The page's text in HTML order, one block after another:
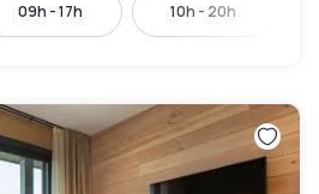
09h - 17h 10h - 20h